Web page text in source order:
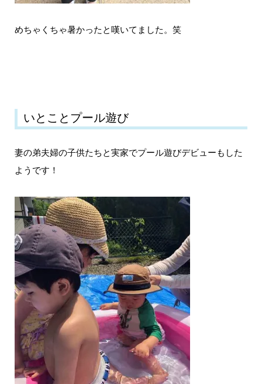
めちゃくちゃ暑かったと嘆いてました。笑
いとことプール遊び
妻の弟夫婦の子供たちと実家でプール遊びデビューもした
ようです！